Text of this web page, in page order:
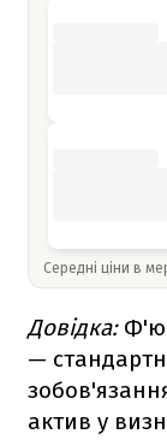
Середні ціни в
Довідка:
—
актив у